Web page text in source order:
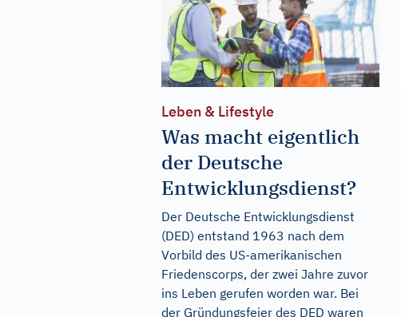
Leben & Lifestyle
Was macht eigentlich
der Deutsche
Entwicklungsdienst?
Der Deutsche Entwicklungsdienst
(DED) entstand 1963 nach dem
Vorbild des US-amerikanischen
Friedenscorps, der zwei Jahre zuvor
ins Leben gerufen worden war. Bei
der Gründungsfeier des DED waren